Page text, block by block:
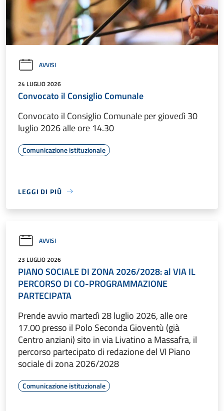
AVVISI
24 LUGLIO 2026
Convocato il Consiglio Comunale
Convocato il Consiglio Comunale per giovedì 30
luglio 2026 alle ore 14.30
Comunicazione istituzionale
LEGGI DI PIÙ
AVVISI
23 LUGLIO 2026
PIANO SOCIALE DI ZONA 2026/2028: al VIA IL
PERCORSO DI CO-PROGRAMMAZIONE
PARTECIPATA
Prende avvio martedì 28 luglio 2026, alle ore
17.00 presso il Polo Seconda Gioventù (già
Centro anziani) sito in via Livatino a Massafra, il
percorso partecipato di redazione del VI Piano
sociale di zona 2026/2028
Comunicazione istituzionale